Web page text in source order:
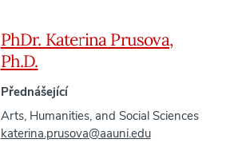
PhDr. Katerina Prusova,
Ph.D.
Přednášející
Arts, Humanities, and Social Sciences
katerina.prusova@aauni.edu